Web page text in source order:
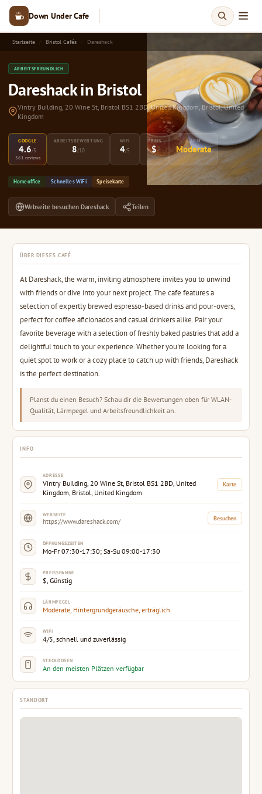
Down Under Cafe
Startseite Bristol Cafés Dareshack
ARBEITSFREUNDLICH
Dareshack in Bristol
Vintry Building, 20 Wine St, Bristol BS1 2BD, United Kingdom, Bristol, United
Kingdom
GOOGLE
4.6/5
361 reviews
ARBEITSBEWERTUNG
8/10
WIFI
4/5
PREIS
$
LÄRM
Moderate
Homeoffice Schnelles WiFi Speisekarte
Webseite besuchen Dareshack Teilen
ÜBER DIESES CAFÉ
At Dareshack, the warm, inviting atmosphere invites you to unwind
with friends or dive into your next project. The cafe features a
selection of expertly brewed espresso-based drinks and pour-overs,
perfect for coffee aficionados and casual drinkers alike. Pair your
favorite beverage with a selection of freshly baked pastries that add a
delightful touch to your experience. Whether you're looking for a
quiet spot to work or a cozy place to catch up with friends, Dareshack
is the perfect destination.
Planst du einen Besuch? Schau dir die Bewertungen oben für WLAN-
Qualität, Lärmpegel und Arbeitsfreundlichkeit an.
INFO
ADRESSE
Vintry Building, 20 Wine St, Bristol BS1 2BD, United
Kingdom, Bristol, United Kingdom
Karte
WEBSEITE
https://www.dareshack.com/ Besuchen
ÖFFNUNGSZEITEN
Mo-Fr 07:30-17:30; Sa-Su 09:00-17:30
PREISSPANNE
$, Günstig
LÄRMPEGEL
Moderate, Hintergrundgeräusche, erträglich
WIFI
4/5, schnell und zuverlässig
STECKDOSEN
An den meisten Plätzen verfügbar
STANDORT